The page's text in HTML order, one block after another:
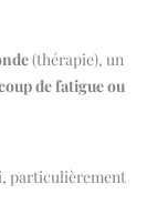
(thérapie), un
de fatigue ou
particulièrement